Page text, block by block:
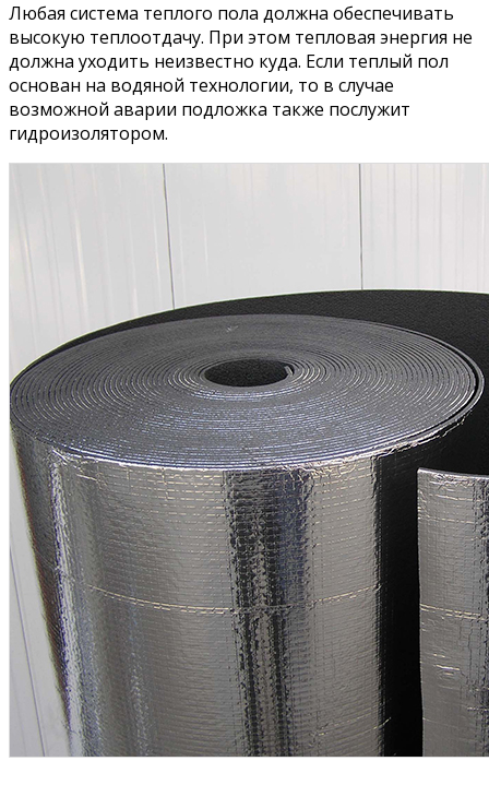
Любая система теплого пола должна обеспечивать
высокую теплоотдачу. При этом тепловая энергия не
должна уходить неизвестно куда. Если теплый пол
основан на водяной технологии, то в случае
возможной аварии подложка также послужит
гидроизолятором.